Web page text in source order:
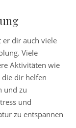
er dir auch viele
Viele
Aktivitäten wie
dir helfen
und zu
und
zu entspannen